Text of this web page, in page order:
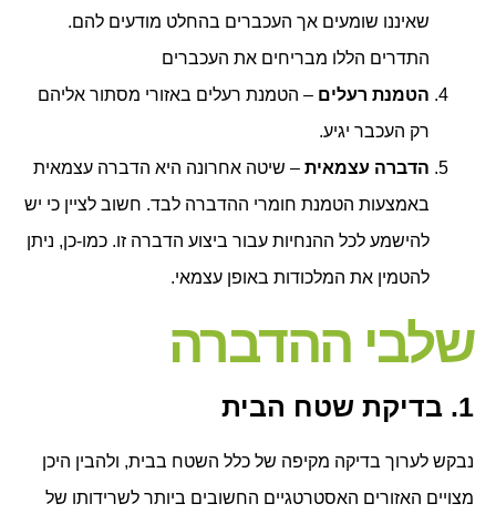
שאיננו שומעים אך העכברים בהחלט מודעים להם.
התדרים הללו מבריחים את העכברים
הטמנת רעלים – הטמנת רעלים באזורי מסתור אליהם
רק העכבר יגיע.
הדברה עצמאית – שיטה אחרונה היא הדברה עצמאית
באמצעות הטמנת חומרי ההדברה לבד. חשוב לציין כי יש
להישמע לכל ההנחיות עבור ביצוע הדברה זו. כמו-כן, ניתן
להטמין את המלכודות באופן עצמאי.
שלבי ההדברה
1. בדיקת שטח הבית
נבקש לערוך בדיקה מקיפה של כלל השטח בבית, ולהבין היכן
מצויים האזורים האסטרטגיים החשובים ביותר לשרידותו של